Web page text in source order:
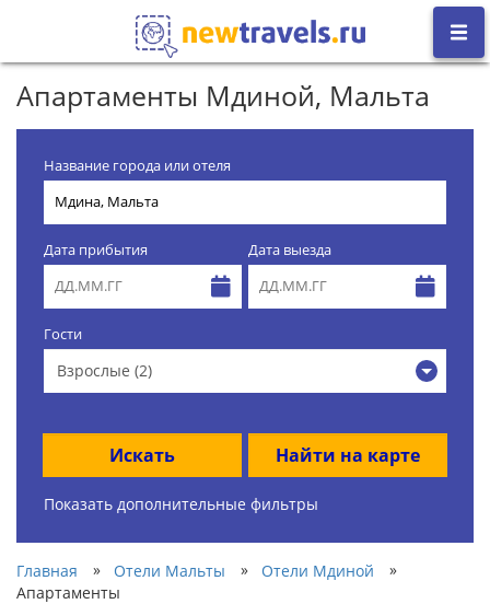
Апартаменты Мдиной, Мальта
Название города или отеля
Дата прибытия Дата выезда
Гости
Взрослые (2)
Искать Найти на карте
Показать дополнительные фильтры
Главная » Отели Мальты » Отели Мдиной
»
Апартаменты